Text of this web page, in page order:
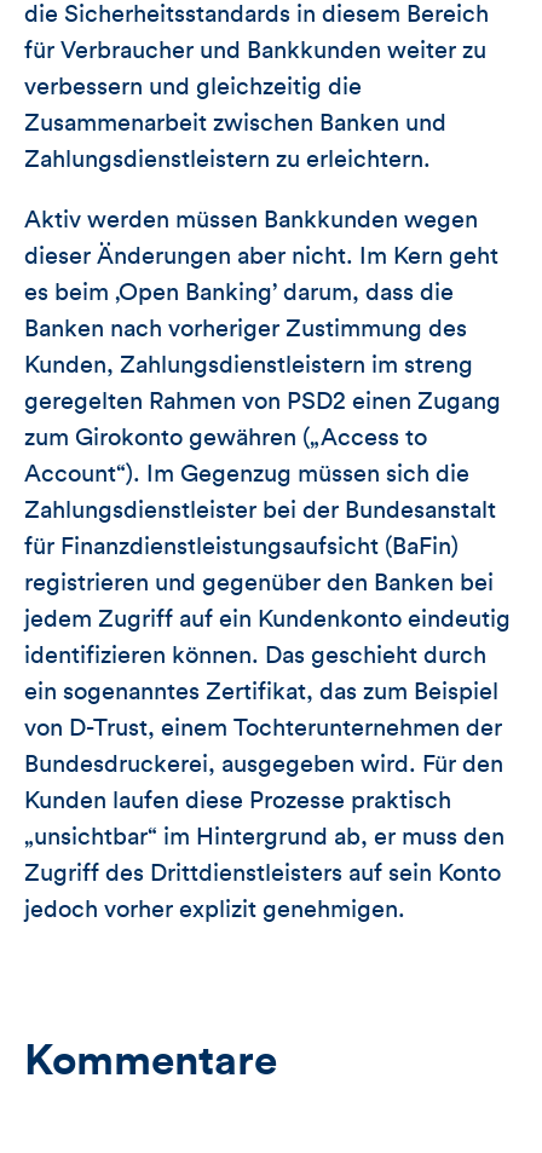
die Sicherheitsstandards in diesem Bereich
für Verbraucher und Bankkunden weiter zu
verbessern und gleichzeitig die
Zusammenarbeit zwischen Banken und
Zahlungsdienstleistern zu erleichtern.
Aktiv werden müssen Bankkunden wegen
dieser Änderungen aber nicht. Im Kern geht
es beim ‚Open Banking’ darum, dass die
Banken nach vorheriger Zustimmung des
Kunden, Zahlungsdienstleistern im streng
geregelten Rahmen von PSD2 einen Zugang
zum Girokonto gewähren („Access to
Account“). Im Gegenzug müssen sich die
Zahlungsdienstleister bei der Bundesanstalt
für Finanzdienstleistungsaufsicht (BaFin)
registrieren und gegenüber den Banken bei
jedem Zugriff auf ein Kundenkonto eindeutig
identifizieren können. Das geschieht durch
ein sogenanntes Zertifikat, das zum Beispiel
von D-Trust, einem Tochterunternehmen der
Bundesdruckerei, ausgegeben wird. Für den
Kunden laufen diese Prozesse praktisch
„unsichtbar“ im Hintergrund ab, er muss den
Zugriff des Drittdienstleisters auf sein Konto
jedoch vorher explizit genehmigen.
Kommentare